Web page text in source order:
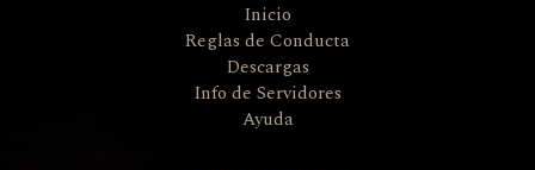
Inicio
Reglas de Conducta
Descargas
Info de Servidores
Ayuda